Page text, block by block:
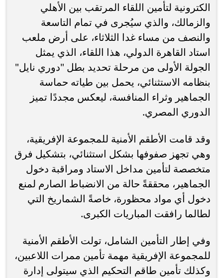
الكترونية لتأمين اللقاء المرتقب بين الأهلي
والزمالك، والذي سيُجرى في تمام التاسعة
والنصف من مساء غدا الثلاثاء، على أرض ملعب
استاد القاهرة الدولي، هذا اللقاء، الذي يمثل
الجولة الأولى من مرحلة تحديد بطل "دوري نايل"
بنظامه الاستثنائي، يحمل بين طياته حماسة
الجماهير وثراء المنافسة، ليعكس مجددًا تميز
الدوري المصري.
وقد قامت الأطقم الأمنية للمجموعة الإفريقية،
وهي تجهز صفوفها بشكل استثنائي، بتشكيل فرق
متخصصة لتأمين مداخل الاستاد ومراقبة دخول
الجماهير، محققةً حالة من الانضباط الصارم لمنع
دخول أي مواد محظورة، خاصةً الشماريخ التي
لطالما رافقت المباريات الكبرى.
وفي إطار التأمين الشامل، تولت الأطقم الأمنية
للمجموعة الإفريقية مهمة تأمين ممرات اللاعبين،
وكذلك تأمين طاقم التحكيم الذي سيتولى إدارة